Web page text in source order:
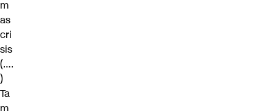
m
as
cri
sis
(….
)
Ta
m